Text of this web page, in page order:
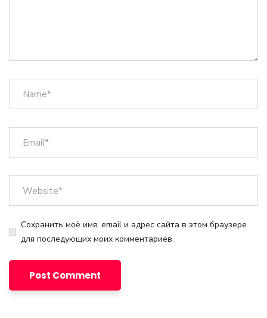
Сохранить моё имя, email и адрес сайта в этом браузере
для последующих моих комментариев.